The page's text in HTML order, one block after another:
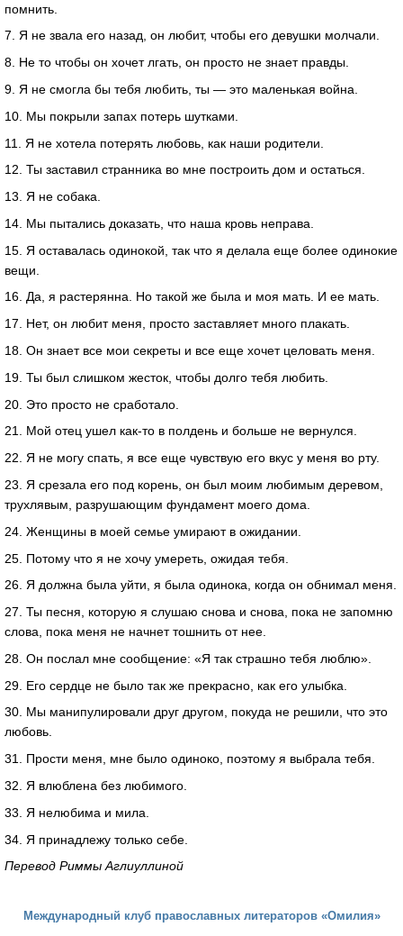
помнить.
7. Я не звала его назад, он любит, чтобы его девушки молчали.
8. Не то чтобы он хочет лгать, он просто не знает правды.
9. Я не смогла бы тебя любить, ты — это маленькая война.
10. Мы покрыли запах потерь шутками.
11. Я не хотела потерять любовь, как наши родители.
12. Ты заставил странника во мне построить дом и остаться.
13. Я не собака.
14. Мы пытались доказать, что наша кровь неправа.
15. Я оставалась одинокой, так что я делала еще более одинокие
вещи.
16. Да, я растерянна. Но такой же была и моя мать. И ее мать.
17. Нет, он любит меня, просто заставляет много плакать.
18. Он знает все мои секреты и все еще хочет целовать меня.
19. Ты был слишком жесток, чтобы долго тебя любить.
20. Это просто не сработало.
21. Мой отец ушел как-то в полдень и больше не вернулся.
22. Я не могу спать, я все еще чувствую его вкус у меня во рту.
23. Я срезала его под корень, он был моим любимым деревом,
трухлявым, разрушающим фундамент моего дома.
24. Женщины в моей семье умирают в ожидании.
25. Потому что я не хочу умереть, ожидая тебя.
26. Я должна была уйти, я была одинока, когда он обнимал меня.
27. Ты песня, которую я слушаю снова и снова, пока не запомню
слова, пока меня не начнет тошнить от нее.
28. Он послал мне сообщение: «Я так страшно тебя люблю».
29. Его сердце не было так же прекрасно, как его улыбка.
30. Мы манипулировали друг другом, покуда не решили, что это
любовь.
31. Прости меня, мне было одиноко, поэтому я выбрала тебя.
32. Я влюблена без любимого.
33. Я нелюбима и мила.
34. Я принадлежу только себе.
Перевод Риммы Аглиуллиной
Международный клуб православных литераторов «Омилия»